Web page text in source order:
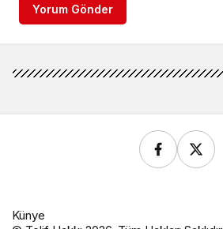
Yorum Gönder
Künye